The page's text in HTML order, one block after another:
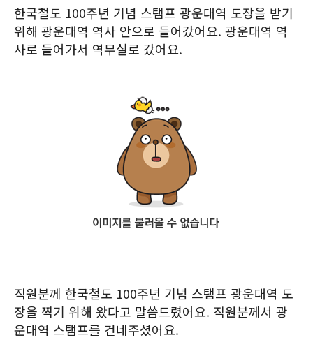
한국철도 100주년 기념 스탬프 광운대역 도장을 받기
위해 광운대역 역사 안으로 들어갔어요. 광운대역 역
사로 들어가서 역무실로 갔어요.
직원분께 한국철도 100주년 기념 스탬프 광운대역 도
장을 찍기 위해 왔다고 말씀드렸어요. 직원분께서 광
운대역 스탬프를 건네주셨어요.